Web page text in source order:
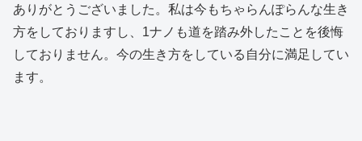
ありがとうございました。私は今もちゃらんぽらんな生き
方をしておりますし、1ナノも道を踏み外したことを後悔
しておりません。今の生き方をしている自分に満足してい
ます。